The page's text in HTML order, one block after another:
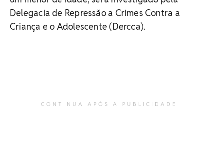
Delegacia de Repressão a Crimes Contra a
Criança e o Adolescente (Dercca).
CONTINUA APÓS A PUBLICIDADE